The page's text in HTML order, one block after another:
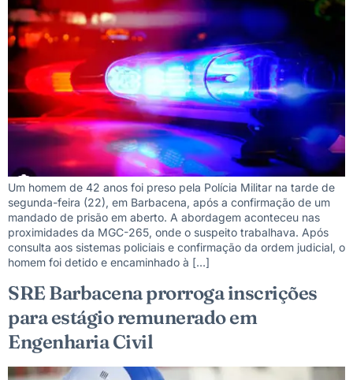
Um homem de 42 anos foi preso pela Polícia Militar na tarde de
segunda-feira (22), em Barbacena, após a confirmação de um
mandado de prisão em aberto. A abordagem aconteceu nas
proximidades da MGC-265, onde o suspeito trabalhava. Após
consulta aos sistemas policiais e confirmação da ordem judicial, o
homem foi detido e encaminhado à […]
SRE Barbacena prorroga inscrições
para estágio remunerado em
Engenharia Civil